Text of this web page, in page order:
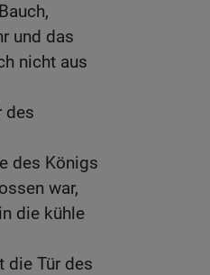
und das
nicht aus
des
des Königs
war,
die kühle
die Tür des